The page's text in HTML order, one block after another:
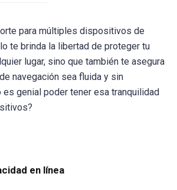
para múltiples dispositivos de
te brinda la libertad de proteger tu
lugar, sino que también te asegura
navegación sea fluida y sin
es genial poder tener esa tranquilidad
en línea